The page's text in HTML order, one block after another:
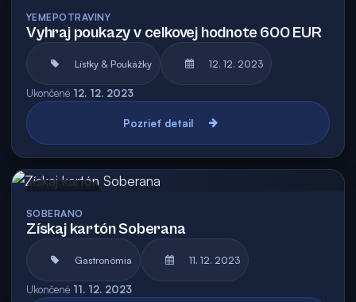
YEMEPOTRAVINY
Vyhraj poukazy v celkovej hodnote 600 EUR
Lístky & Poukážky 12. 12. 2023
Ukončené 12. 12. 2023
Pozrieť detail
SOBERANO
Získaj kartón Soberana
Gastronómia 11. 12. 2023
Ukončené 11. 12. 2023